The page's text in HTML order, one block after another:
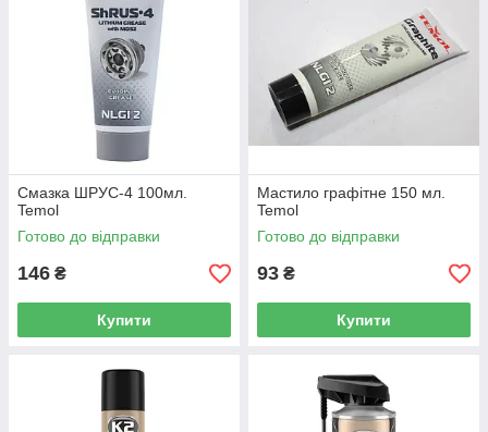
Смазка ШРУС-4 100мл.
Temol
Готово до відправки
146 ₴
Купити
Мастило графітне 150 мл.
Temol
Готово до відправки
93 ₴
Купити